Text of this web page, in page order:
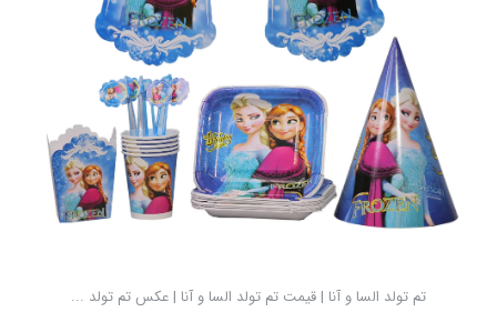
تم تولد السا و آنا | قیمت تم تولد السا و آنا | عکس تم تولد ...